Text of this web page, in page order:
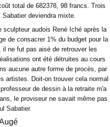
total de 682378, 98 francs. Trois
deviendra mixte.
audois René Iché après la
de consacrer 1% du budget pour la
il ne fut pas aisé de retrouver les
ont été détruites au cours
aucune autre forme de procès, par
artistes. Doit-on trouver cela normal
de dessin à la retraite m'a
le proviseur ne savait même pas
Sabatier.